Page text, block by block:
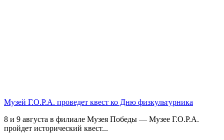
Музей Г.О.Р.А. проведет квест ко Дню физкультурника
8 и 9 августа в филиале Музея Победы — Музее Г.О.Р.А.
пройдет исторический квест...